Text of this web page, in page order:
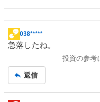
掲
示
事
038*****
急落したね。
投資の参考
返信